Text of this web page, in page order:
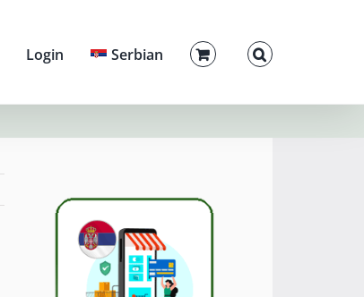
Login Serbian